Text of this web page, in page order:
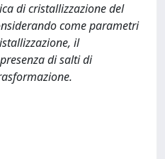
di cristallizzazione del
come parametri
il
di salti di